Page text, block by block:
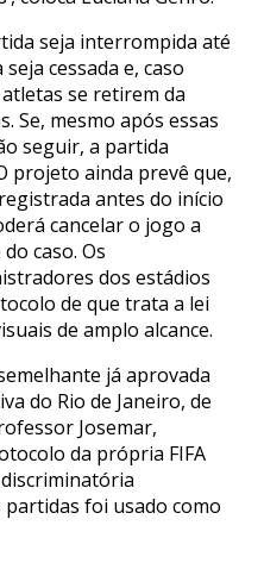
seja interrompida até
cessada e, caso
se retirem da
Se, mesmo após essas
seguir, a partida
projeto ainda prevê que,
antes do início
cancelar o jogo a
caso. Os
dos estádios
de que trata a lei
de amplo alcance.
já aprovada
do Rio de Janeiro, de
Josemar,
da própria FIFA
foi usado como